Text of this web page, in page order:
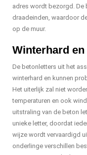
adres wordt bezorgd. De
draadeinden, waardoor
op de muur.
Winterhard
De betonletters uit het
winterhard en kunnen
Het uiterlijk zal niet
temperaturen en ook
uitstraling van de beton
unieke letter, doordat
wijze wordt vervaardigd
onderlinge verschillen